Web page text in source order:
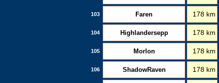
103 Faren 178 km
104 Highlandersepp 178 km
105 Morlon 178 km
106 ShadowRaven 178 km